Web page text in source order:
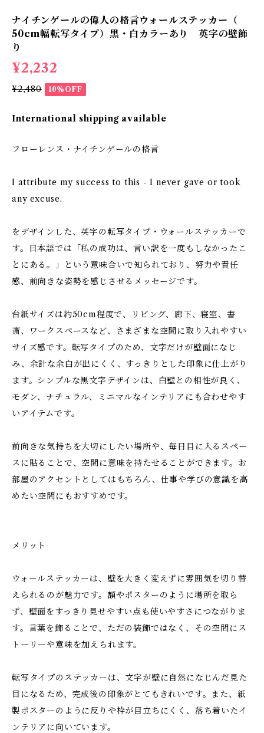
ナイチンゲールの偉人の格言ウォールステッカー（
50cm幅転写タイプ）黒・白カラーあり 英字の壁飾
り
¥2,232
¥2,480 10%OFF
International shipping available
フローレンス・ナイチンゲールの格言
I attribute my success to this - I never gave or took
any excuse.
をデザインした、英字の転写タイプ・ウォールステッカーで
す。日本語では「私の成功は、言い訳を一度もしなかったこ
とにある。」という意味合いで知られており、努力や責任
感、前向きな姿勢を感じさせるメッセージです。
台紙サイズは約50cm程度で、リビング、廊下、寝室、書
斎、ワークスペースなど、さまざまな空間に取り入れやすい
サイズ感です。転写タイプのため、文字だけが壁面になじ
み、余計な余白が出にくく、すっきりとした印象に仕上がり
ます。シンプルな黒文字デザインは、白壁との相性が良く、
モダン、ナチュラル、ミニマルなインテリアにも合わせやす
いアイテムです。
前向きな気持ちを大切にしたい場所や、毎日目に入るスペー
スに貼ることで、空間に意味を持たせることができます。お
部屋のアクセントとしてはもちろん、仕事や学びの意識を高
めたい空間にもおすすめです。
メリット
ウォールステッカーは、壁を大きく変えずに雰囲気を切り替
えられるのが魅力です。額やポスターのように場所を取ら
ず、壁面をすっきり見せやすい点も使いやすさにつながりま
す。言葉を飾ることで、ただの装飾ではなく、その空間にス
トーリーや意味を加えられます。
転写タイプのステッカーは、文字が壁に自然になじんだ見た
目になるため、完成後の印象がとてもきれいです。また、紙
製ポスターのように反りや枠が目立ちにくく、落ち着いたイ
ンテリアに向いています。